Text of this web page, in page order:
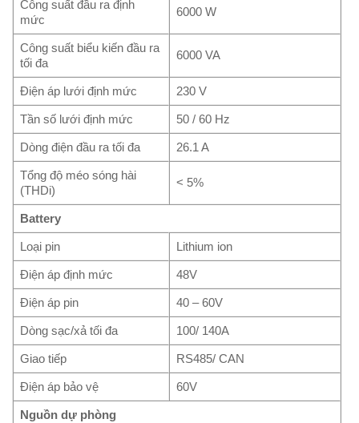
Công suất đầu ra định
mức
6000 W
Công suất biểu kiến đầu ra
tối đa
6000 VA
Điện áp lưới định mức 230 V
Tần số lưới định mức 50 / 60 Hz
Dòng điện đầu ra tối đa 26.1 A
Tổng độ méo sóng hài
(THDi)
< 5%
Battery
Loại pin Lithium ion
Điện áp định mức 48V
Điện áp pin 40 – 60V
Dòng sạc/xả tối đa 100/ 140A
Giao tiếp RS485/ CAN
Điện áp bảo vệ 60V
Nguồn dự phòng